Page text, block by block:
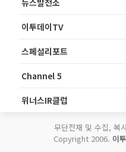
뉴스발전소
이투데이TV
스페셜리포트
Channel 5
위너스IR클럽
무단전재 및 수집, 복
Copyright 2006. 이